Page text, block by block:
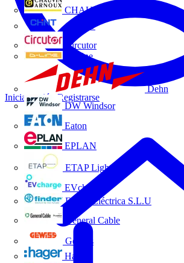
CHAUVIN ARNOUX
CHINT
Circutor
D-Line
Dehn
DW Windsor
Eaton
EPLAN
ETAP Lighting
EVcharge
Finder Eléctrica S.L.U
General Cable
Gewiss
Hager
Iniciar sesión Registrarse